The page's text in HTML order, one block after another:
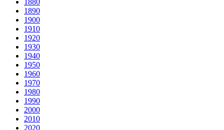
1890
1900
1910
1920
1930
1940
1950
1960
1970
1980
1990
2000
2010
2020